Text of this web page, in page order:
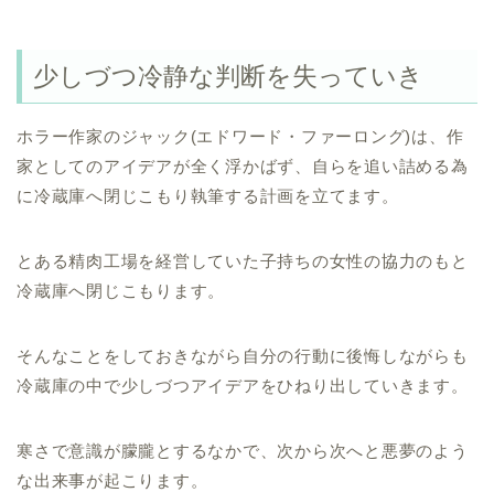
少しづつ冷静な判断を失っていき
ホラー作家のジャック(エドワード・ファーロング)は、作
家としてのアイデアが全く浮かばず、自らを追い詰める為
に冷蔵庫へ閉じこもり執筆する計画を立てます。
とある精肉工場を経営していた子持ちの女性の協力のもと
冷蔵庫へ閉じこもります。
そんなことをしておきながら自分の行動に後悔しながらも
冷蔵庫の中で少しづつアイデアをひねり出していきます。
寒さで意識が朦朧とするなかで、次から次へと悪夢のよう
な出来事が起こります。